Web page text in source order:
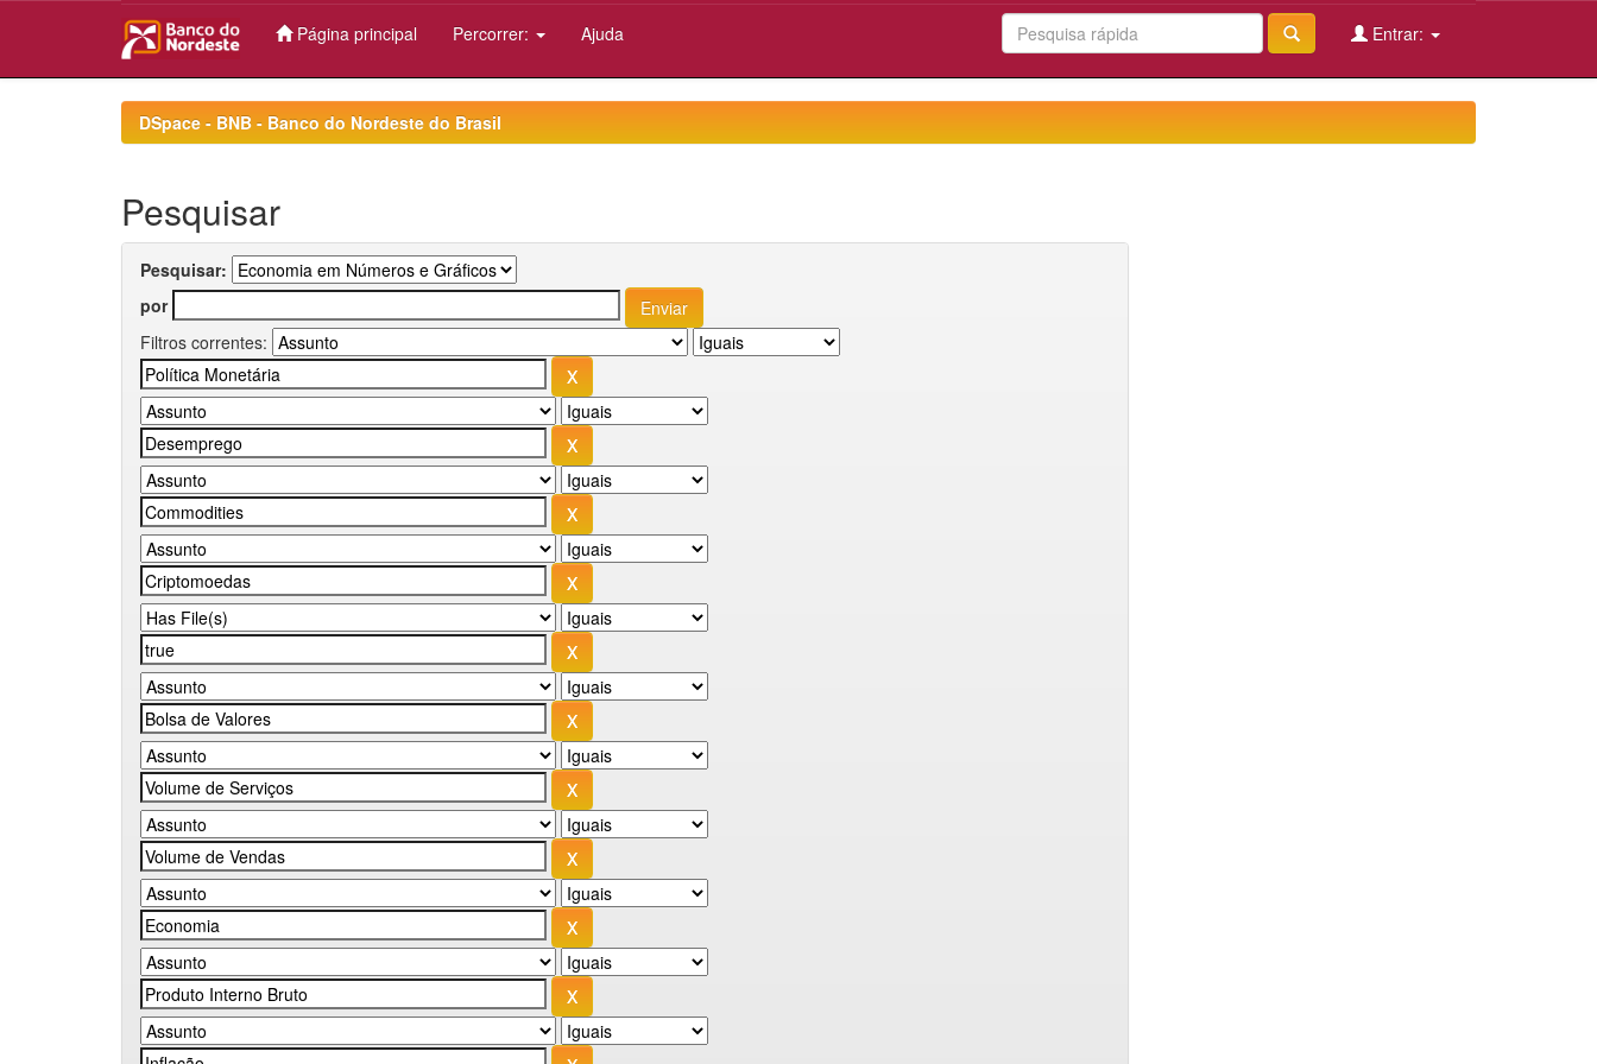
Página principal Percorrer: Ajuda Entrar:
DSpace - BNB - Banco do Nordeste do Brasil
Pesquisar
Pesquisar:
por
Filtros correntes: